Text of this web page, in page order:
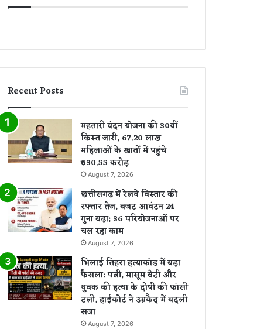
Recent Posts
महतारी वंदन योजना की 30वीं
किस्त जारी, 67.20 लाख
महिलाओं के खातों में पहुंचे
₹630.55 करोड़
August 7, 2026
छत्तीसगढ़ में रेलवे विस्तार की
रफ्तार तेज, बजट आवंटन 24
गुना बढ़ा; 36 परियोजनाओं पर
चल रहा काम
August 7, 2026
भिलाई तिहरा हत्याकांड में बड़ा
फैसला: पत्नी, मासूम बेटी और
युवक की हत्या के दोषी की फांसी
टली, हाईकोर्ट ने उम्रकैद में बदली
सजा
August 7, 2026